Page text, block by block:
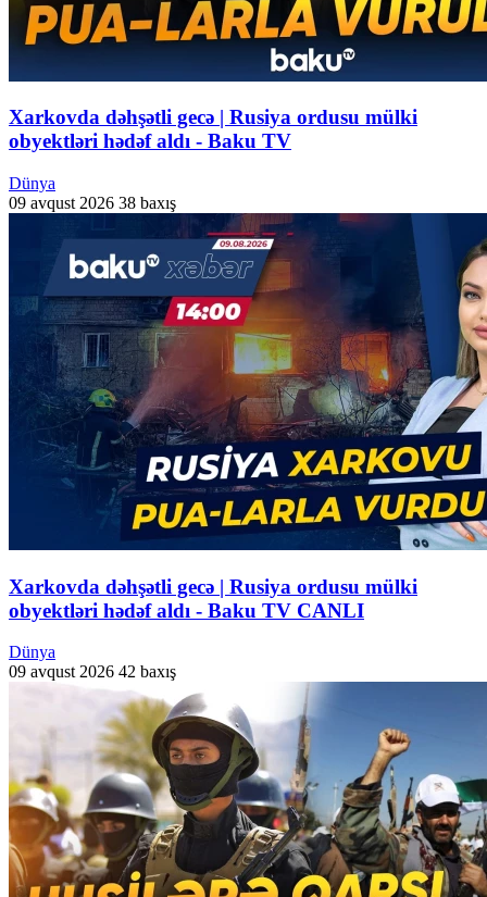
Xarkovda dəhşətli gecə | Rusiya ordusu mülki
obyektləri hədəf aldı - Baku TV
Dünya
09 avqust 2026 38 baxış
Xarkovda dəhşətli gecə | Rusiya ordusu mülki
obyektləri hədəf aldı - Baku TV CANLI
Dünya
09 avqust 2026 42 baxış